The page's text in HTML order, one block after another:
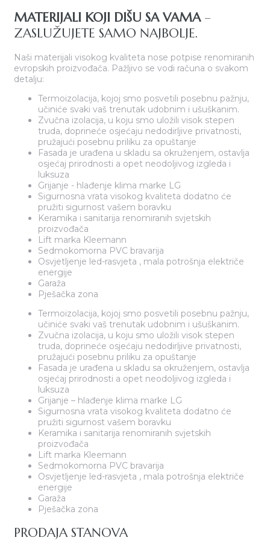
MATERIJALI KOJI DIŠU SA VAMA –
ZASLUŽUJETE SAMO NAJBOLJE.
Naši materijali visokog kvaliteta nose potpise renomiranih
evropskih proizvođača. Pažljivo se vodi računa o svakom
detalju:
Termoizolacija, kojoj smo posvetili posebnu pažnju,
učiniće svaki vaš trenutak udobnim i ušuškanim.
Zvučna izolacija, u koju smo uložili visok stepen
truda, doprineće osjećaju nedodirljive privatnosti,
pružajući posebnu priliku za opuštanje
Fasada je urađena u skladu sa okruženjem, ostavlja
osjećaj prirodnosti a opet neodoljivog izgleda i
luksuza
Grijanje - hlađenje klima marke LG
Sigurnosna vrata visokog kvaliteta dodatno će
pružiti sigurnost vašem boravku
Keramika i sanitarija renomiranih svjetskih
proizvođača
Lift marka Kleemann
Sedmokomorna PVC bravarija
Osvjetljenje led-rasvjeta , mala potrošnja električe
energije
Garaža
Pješačka zona
Termoizolacija, kojoj smo posvetili posebnu pažnju,
učiniće svaki vaš trenutak udobnim i ušuškanim.
Zvučna izolacija, u koju smo uložili visok stepen
truda, doprineće osjećaju nedodirljive privatnosti,
pružajući posebnu priliku za opuštanje
Fasada je urađena u skladu sa okruženjem, ostavlja
osjećaj prirodnosti a opet neodoljivog izgleda i
luksuza
Grijanje – hlađenje klima marke LG
Sigurnosna vrata visokog kvaliteta dodatno će
pružiti sigurnost vašem boravku
Keramika i sanitarija renomiranih svjetskih
proizvođača
Lift marka Kleemann
Sedmokomorna PVC bravarija
Osvjetljenje led-rasvjeta , mala potrošnja električe
energije
Garaža
Pješačka zona
PRODAJA STANOVA